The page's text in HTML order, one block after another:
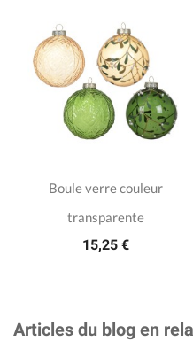
Boule verre couleur
transparente
15,25 €
Articles du blog en